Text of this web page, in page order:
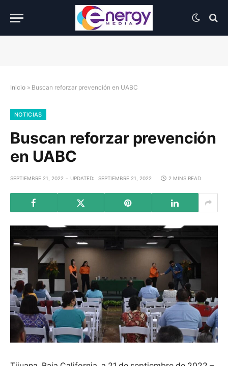
Inicio » Buscan reforzar prevención en UABC
NOTICIAS
Buscan reforzar prevención
en UABC
SEPTIEMBRE 21, 2022 UPDATED: SEPTIEMBRE 21, 2022 2 MINS READ